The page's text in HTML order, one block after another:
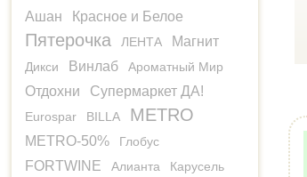
Ашан
Красное и Белое
Пятерочка ЛЕНТА Магнит
Дикси Винлаб Ароматный Мир
Отдохни Супермаркет ДА!
Eurospar BILLA METRO
METRO-50% Глобус
FORTWINE Алианта Карусель